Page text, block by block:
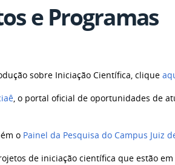
e Programas
sobre Iniciação Científica, clique
, o portal oficial de oportunidades de
o Painel da Pesquisa do Campus Juiz
de iniciação científica que estão